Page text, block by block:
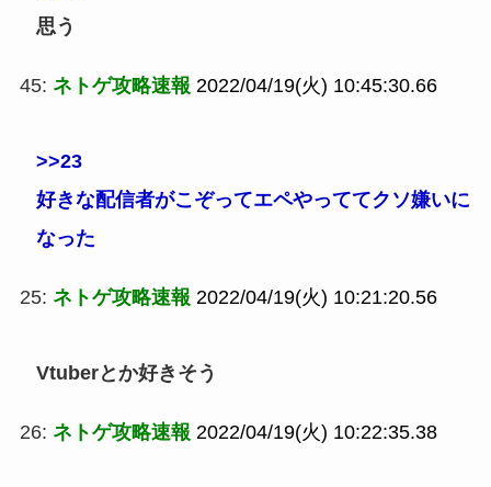
思う
45: ネトゲ攻略速報 2022/04/19(火) 10:45:30.66
>>23
好きな配信者がこぞってエペやっててクソ嫌いに
なった
25: ネトゲ攻略速報 2022/04/19(火) 10:21:20.56
Vtuberとか好きそう
26: ネトゲ攻略速報 2022/04/19(火) 10:22:35.38